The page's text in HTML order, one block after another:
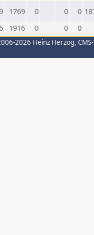
1769 0 0 0
1916 0 0 0
2026 Heinz Herzog,